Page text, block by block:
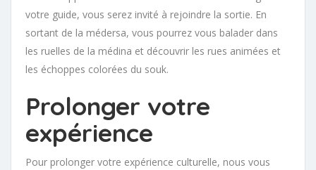
votre guide, vous serez invité à rejoindre la sortie. En
sortant de la médersa, vous pourrez vous balader dans
les ruelles de la médina et découvrir les rues animées et
les échoppes colorées du souk.
Prolonger votre
expérience
Pour prolonger votre expérience culturelle, nous vous